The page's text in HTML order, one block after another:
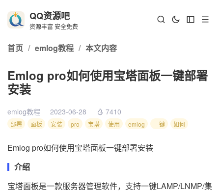
QQ资源吧
资源丰富 安全免费
首页 / emlog教程 / 本文内容
Emlog pro如何使用宝塔面板一键部署
安装
emlog教程 2023-06-28 7410
部署 面板 安装 pro 宝塔 使用 emlog 一键 如何
Emlog pro如何使用宝塔面板一键部署安装
介绍
宝塔面板是一款服务器管理软件，支持一键LAMP/LNMP/集